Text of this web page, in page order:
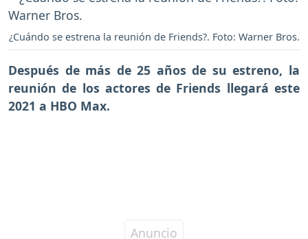
¿Cuándo se estrena la reunión de Friends?. Foto: Warner Bros.
Después de más de 25 años de su estreno, la
reunión de los actores de Friends llegará este
2021 a HBO Max.